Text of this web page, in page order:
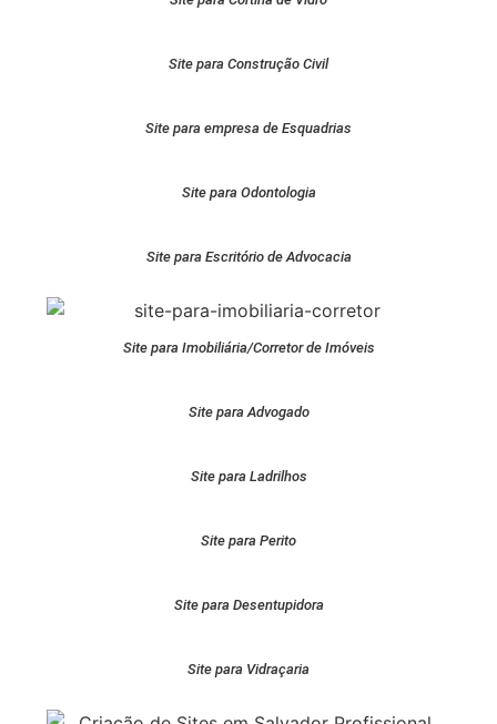
Site para Construção Civil
Site para empresa de Esquadrias
Site para Odontologia
Site para Escritório de Advocacia
Site para Imobiliária/Corretor de Imóveis
Site para Advogado
Site para Ladrilhos
Site para Perito
Site para Desentupidora
Site para Vidraçaria